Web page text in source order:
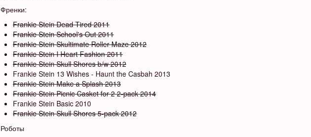
Френки:
Frankie Stein Dead Tired 2011
Frankie Stein School's Out 2011
Frankie Stein Skultimate Roller Maze 2012
Frankie Stein I Heart Fashion 2011
Frankie Stein Skull Shores b/w 2012
Frankie Stein 13 Wishes - Haunt the Casbah 2013
Frankie Stein Make a Splash 2013
Frankie Stein Picnic Casket for 2 2-pack 2014
Frankie Stein Basic 2010
Frankie Stein Skull Shores 5-pack 2012
Роботы